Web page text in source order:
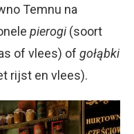
Temnu na
pierogi(soort
of vlees) of gołąbki
rijst en vlees).